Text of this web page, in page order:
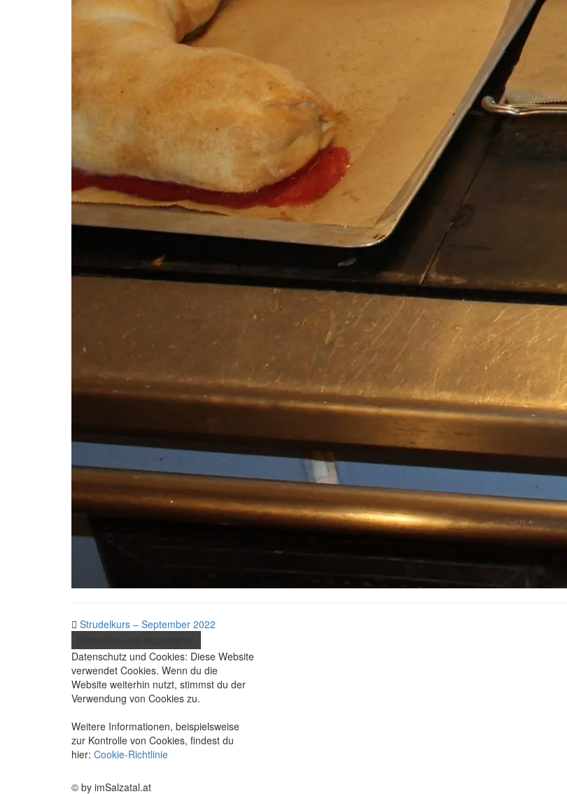
Strudelkurs – September 2022
Datenschutz und Cookies: Diese Website
verwendet Cookies. Wenn du die
Website weiterhin nutzt, stimmst du der
Verwendung von Cookies zu.
Weitere Informationen, beispielsweise
zur Kontrolle von Cookies, findest du
hier: Cookie-Richtlinie
© by imSalzatal.at